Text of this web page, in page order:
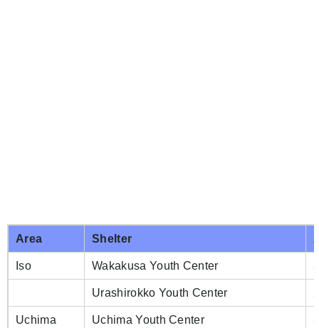
Area Shelter
Iso Wakakusa Youth Center
Urashirokko Youth Center
Uchima Uchima Youth Center